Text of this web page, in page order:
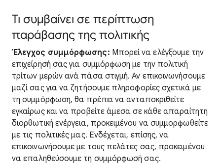
Τι συμβαίνει σε περίπτωση
παράβασης της πολιτικής
Έλεγχος συμμόρφωσης: Μπορεί να ελέγξουμε την
επιχείρησή σας για συμμόρφωση με την πολιτική
τρίτων μερών ανά πάσα στιγμή. Αν επικοινωνήσουμε
μαζί σας για να ζητήσουμε πληροφορίες σχετικά με
τη συμμόρφωση, θα πρέπει να ανταποκριθείτε
εγκαίρως και να προβείτε άμεσα σε κάθε απαραίτητη
διορθωτική ενέργεια, προκειμένου να συμμορφωθείτε
με τις πολιτικές μας. Ενδέχεται, επίσης, να
επικοινωνήσουμε με τους πελάτες σας, προκειμένου
να επαληθεύσουμε τη συμμόρφωσή σας.